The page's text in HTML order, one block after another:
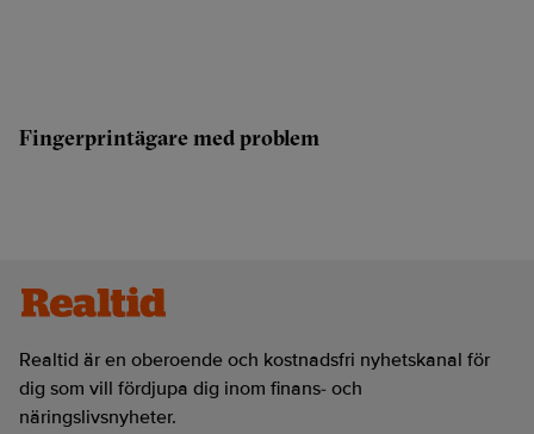
Fingerprintägare med problem
Realtid är en oberoende och kostnadsfri nyhetskanal för
dig som vill fördjupa dig inom finans- och
näringslivsnyheter.